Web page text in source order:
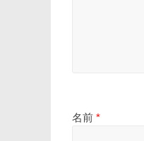
名前 *